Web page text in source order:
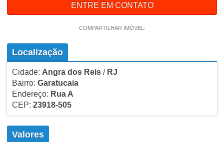
ENTRE EM CONTATO
COMPARTILHAR IMÓVEL:
Localização
Cidade: Angra dos Reis/ RJ
Bairro: Garatucaia
Endereço: Rua A
CEP: 23918-505
Valores